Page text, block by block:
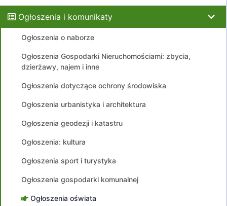
Ogłoszenia i komunikaty
Ogłoszenia o naborze
Ogłoszenia Gospodarki Nieruchomościami: zbycia,
dzierżawy, najem i inne
Ogłoszenia dotyczące ochrony środowiska
Ogłoszenia urbanistyka i architektura
Ogłoszenia geodezji i katastru
Ogłoszenia: kultura
Ogłoszenia sport i turystyka
Ogłoszenia gospodarki komunalnej
Ogłoszenia oświata